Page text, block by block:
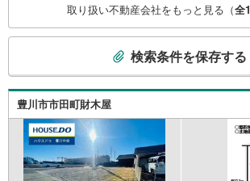
取り扱い不動産会社をもっと見る（全1
検
索
条
検索条件を保存する
豊川市市田町財木屋